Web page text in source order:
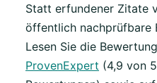
Statt erfundener Zitate
öffentlich nachprüfbare
Lesen Sie die
ProvenExpert (4,9 von